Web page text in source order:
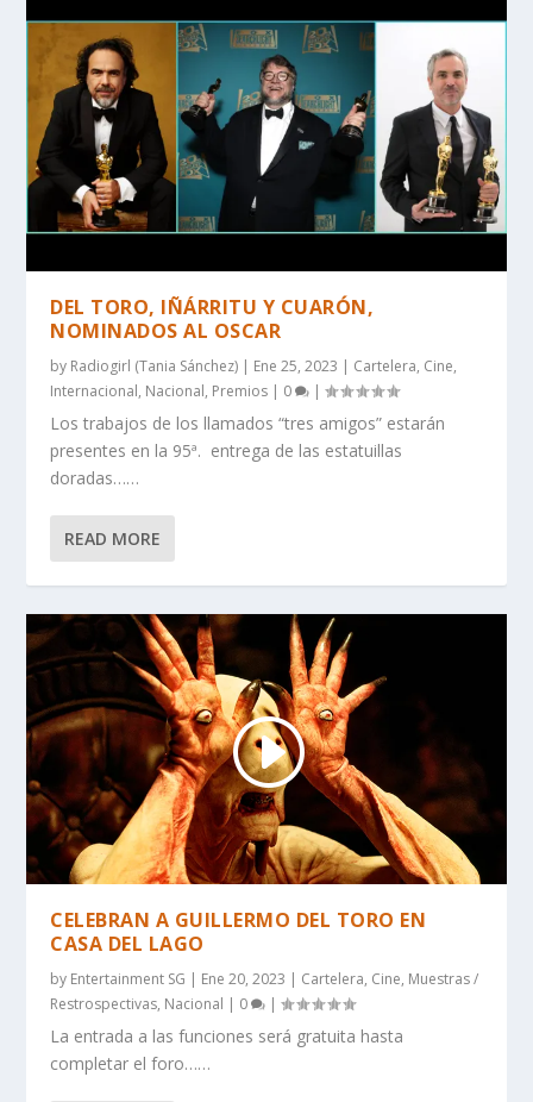
DEL TORO, IÑÁRRITU Y CUARÓN,
NOMINADOS AL OSCAR
by Radiogirl (Tania Sánchez) | Ene 25, 2023 | Cartelera, Cine,
Internacional, Nacional, Premios | 0 |
Los trabajos de los llamados “tres amigos” estarán
presentes en la 95ª. entrega de las estatuillas
doradas……
READ MORE
CELEBRAN A GUILLERMO DEL TORO EN
CASA DEL LAGO
by Entertainment SG | Ene 20, 2023 | Cartelera, Cine, Muestras /
Restrospectivas, Nacional | 0 |
La entrada a las funciones será gratuita hasta
completar el foro……